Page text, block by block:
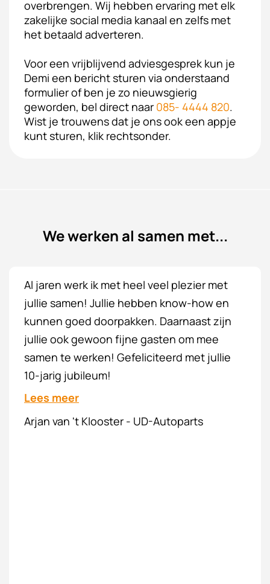
overbrengen. Wij hebben ervaring met elk
zakelijke social media kanaal en zelfs met
het betaald adverteren.
Voor een vrijblijvend adviesgesprek kun je
Demi een bericht sturen via onderstaand
formulier of ben je zo nieuwsgierig
geworden, bel direct naar 085- 4444 820.
Wist je trouwens dat je ons ook een appje
kunt sturen, klik rechtsonder.
We werken al samen met...
Al jaren werk ik met heel veel plezier met
jullie samen! Jullie hebben know-how en
kunnen goed doorpakken. Daarnaast zijn
jullie ook gewoon fijne gasten om mee
samen te werken! Gefeliciteerd met jullie
10-jarig jubileum!
Lees meer
Arjan van 't Klooster - UD-Autoparts